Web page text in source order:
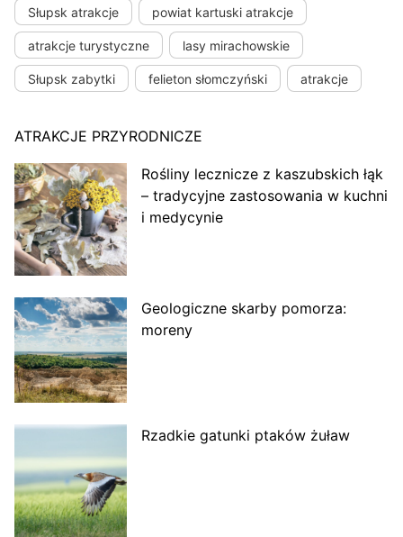
Słupsk atrakcje powiat kartuski atrakcje
atrakcje turystyczne lasy mirachowskie
Słupsk zabytki felieton słomczyński atrakcje
ATRAKCJE PRZYRODNICZE
Rośliny lecznicze z kaszubskich łąk
– tradycyjne zastosowania w kuchni
i medycynie
Geologiczne skarby pomorza:
moreny
Rzadkie gatunki ptaków żuław